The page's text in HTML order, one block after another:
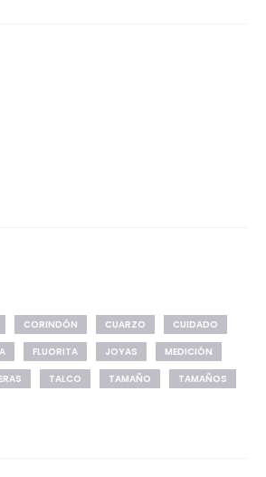
CORINDÓN CUARZO
CUIDADO
FLUORITA JOYAS
MEDICIÓN
TALCO TAMAÑO
TAMAÑOS